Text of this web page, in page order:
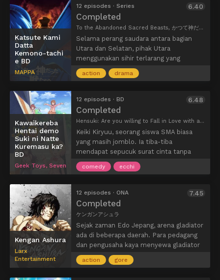
terapkan untuk mengungkap
kelemahannya tidak ada gunanya.
Sebaliknya, upaya menyedihkan Nishikata
kekurangannya sendiri, yang
dimanfaatkan Takagi untuk menjadi
semakin berani dalam upaya
menggodanya. Yang lebih buruk lagi bagi
Nishikata, rumor tentang dia dan Takagi
seringnya interaksi di antara mereka.
Namun, Nishikata yang optimis percaya
bahwa kebijaksanaan muncul seiring
bertambahnya usia dan seiring
berjalannya waktu, pengalamannya
dengan godaan terus-menerus pada
akhirnya akan membuahkan hasil,
membawanya ke momen kemenangan
Nishikata terus berusaha melakukan hal
yang tampaknya mustahil—mengakali
Takagi dan membuatnya tersipu malu.
Katsute Kami
Datta
Kemono-tachi
e BD
MAPPA
12 episodes · Series
Completed
To the Abandoned Sacred Beasts, かつて神だった獣たちへ
6.40
Selama perang saudara antara bagian
Utara dan Selatan, pihak Utara
menggunakan sihir terlarang yang
mengubah prajurit mereka menjadi
makhluk mengerikan yang dikenal
sisi kemanusiaan, mereka mendapatkan
kekuatan besar untuk mengalahkan
musuh. Setelah perang, orang-orang
mereka, bahkan beberapa ada yang
dibunuh. Beberapa tahun kemudian di
sebuah kota antah berantah, Nancy
Schaal Bancroft menemukan targetnya
— lelaki yang bertanggung jawab atas
action drama
Kawaikereba
Hentai demo
Suki ni Natte
Kuremasu ka?
BD
Geek Toys, Seven
12 episodes · BD
Completed
Hensuki: Are you willing to Fall in Love with a Pervert, as long as she's a Cutie?, Would you love a pervert as long as she's cute?, 可愛ければ変態でも好きになってくれますか？
6.48
Keiki Kiryuu, seorang siswa SMA biasa
yang masih jomblo. Ia tiba-tiba
mendapat sepucuk surat cinta tanpa
nama dan juga celana dalam. Siapakah
sebenarnya Cinderella yang
Keiki pun mulai mencari satu persatu
gadis H (aneh) di sekitarnya.
comedy ecchi
Kengan Ashura
Larx
Entertainment
12 episodes · ONA
Completed
ケンガンアシュラ
7.45
Sejak zaman Edo Jepang, arena gladiator
ada di beberapa daerah. Para pedagang
dan pengusaha kaya menyewa gladiator
untuk bertarung dalam pertempuran
tangan kosong untuk mendapatkan
action gore